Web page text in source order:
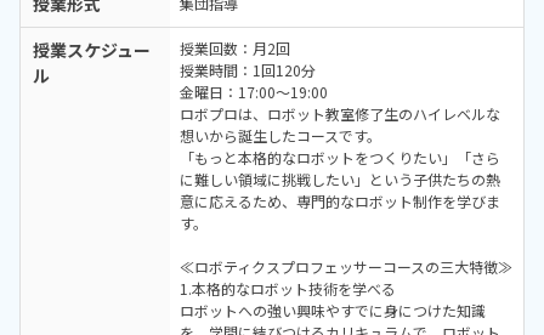
授業スケジュー
ル
授業回数：月2回
授業時間：1回120分
金曜日：17:00～19:00
ロボプロは、ロボット教室修了生のハイレベルな
想いから誕生したコースです。
「もっと本格的なロボットをつくりたい」「さら
に難しい領域に挑戦したい」という子供たちの熱
意に応えるため、専門的なロボット制作を学びま
す。
≪ロボティクスプロフェッサーコースの三大特徴≫
1.本格的なロボット技術を学べる
ロボットへの強い興味やすでに身につけた知識